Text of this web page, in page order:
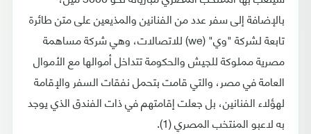
بالإضافة إلى سفر عدد من الفنانين والمذيعين على متن طائرة
تابعة لشركة "وي" (we) للاتصالات، وهي شركة مساهمة
مصرية مملوكة للجيش والحكومة تتداخل أموالها مع الأموال
العامة في مصر، والتي قامت بتحمل نفقات السفر والإقامة
لهؤلاء الفنانين، بل جعلت إقامتهم في ذات الفندق الذي يوجد
به لاعبو المنتخب المصري (1).